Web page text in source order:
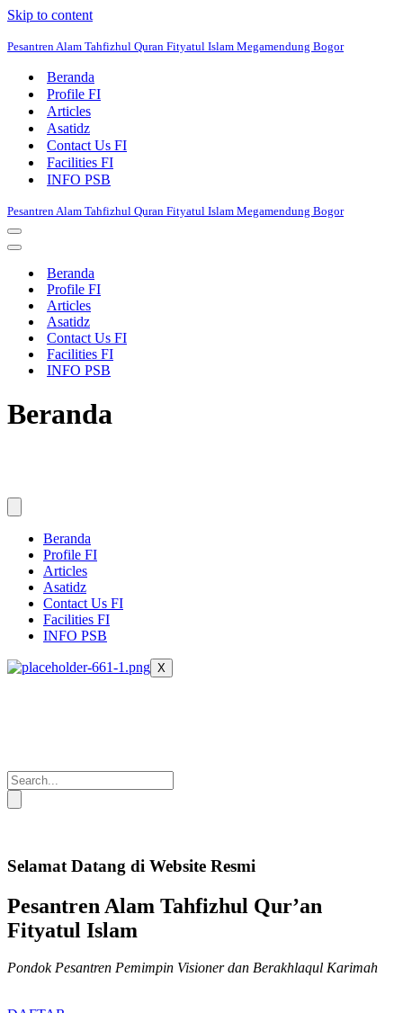
Skip to content
Pesantren Alam Tahfizhul Quran Fityatul Islam Megamendung Bogor
Beranda
Profile FI
Articles
Asatidz
Contact Us FI
Facilities FI
INFO PSB
Pesantren Alam Tahfizhul Quran Fityatul Islam Megamendung Bogor
Navigation
Menu
Navigation
Beranda
Profile FI
Articles
Asatidz
Contact Us FI
Facilities FI
INFO PSB
Beranda
Beranda
Profile FI
Articles
Asatidz
Contact Us FI
Facilities FI
INFO PSB
X
Selamat Datang di Website Resmi
Pesantren Alam Tahfizhul Qur’an
Fityatul Islam
Pondok Pesantren Pemimpin Visioner dan Berakhlaqul Karimah